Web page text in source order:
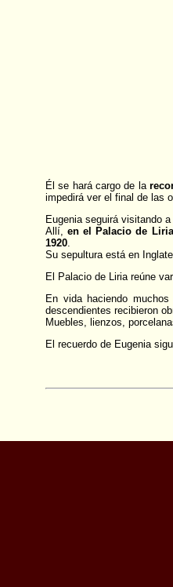
Él se hará cargo de la
impedirá ver el final de las
Eugenia seguirá visitando
Allí,en el Palacio de
1920.
Su sepultura está en
El Palacio de Liria reúne
En vida haciendo
descendientes recibieron
Muebles, lienzos,
El recuerdo de Eugenia